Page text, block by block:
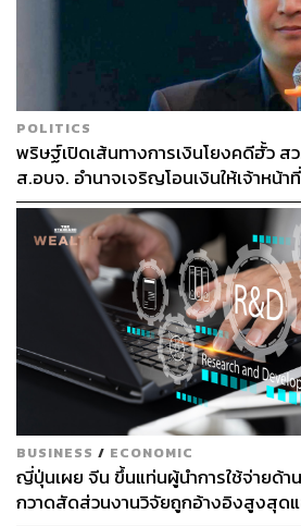
POLITICS
พริษฐ์เปิดเส้นทางการเงินโยงคดีฮั้ว
ส.อบจ. อำนาจเจริญโอนเงินให้เจ้าหน้
BUSINESS / ECONOMIC
ญี่ปุ่นเผย จีน ขึ้นแท่นผู้นำการใช้จ่ายด้า
กวาดสัดส่วนงานวิจัยถูกอ้างอิงสูงสุด